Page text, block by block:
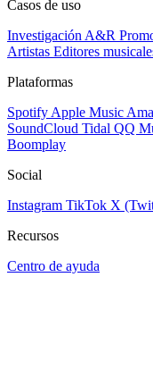
Casos de uso
Investigación A&R
Artistas Editores
Plataformas
Spotify Apple Music
SoundCloud Tidal QQ
Boomplay
Social
Instagram TikTok X
Recursos
Centro de ayuda